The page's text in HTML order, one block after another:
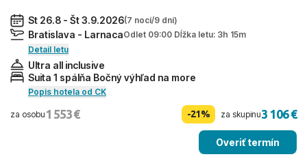
St 26.8 - Št 3.9.2026(7 nocí/9 dní)
Bratislava - LarnacaOdlet 09:00 Dĺžka letu: 3h 15m
Detail letu
Ultra all inclusive
Suita 1 spálňa Bočný výhľad na more
Popis hotela od CK
za osobu 1 553 € -21% za skupinu3 106 €
Overiť termín